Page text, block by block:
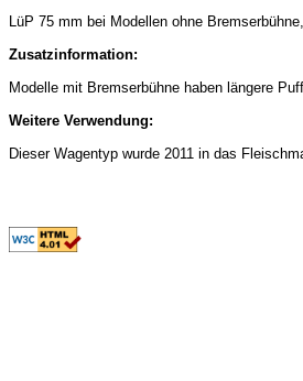
LüP 75 mm bei Modellen ohne
Zusatzinformation:
Modelle mit Bremserbühne haben längere
Weitere Verwendung:
Dieser Wagentyp wurde 2011 in das